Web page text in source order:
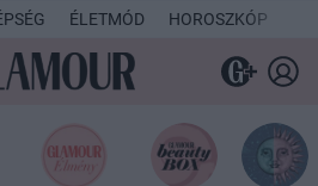
ÉLETMÓD HOROSZKÓP